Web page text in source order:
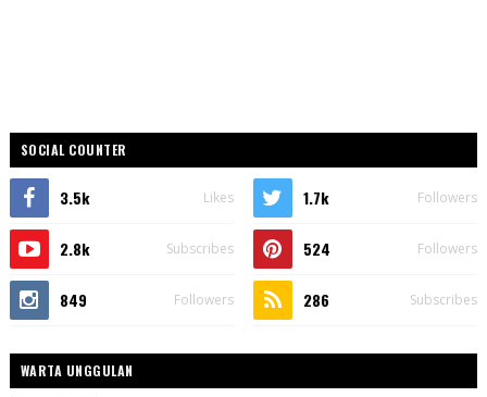
SOCIAL COUNTER
3.5k Likes 1.7k Followers
2.8k Subscribes 524 Followers
849 Followers 286 Subscribes
WARTA UNGGULAN